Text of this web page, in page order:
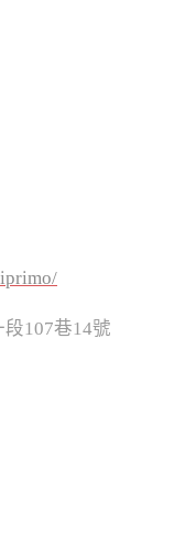
107巷14號